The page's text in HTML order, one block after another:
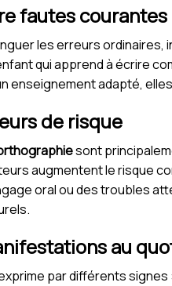
fautes
les erreurs
qui apprend à écrire
enseignement adapté,
de risque
sont
augmentent le risque
oral ou des troubles
au
par différents signes :